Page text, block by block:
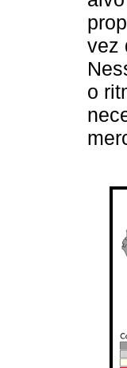
vez
o